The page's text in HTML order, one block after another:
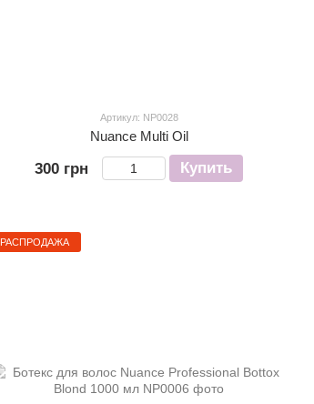
Артикул: NP0028
Nuance Multi Oil
300 грн Купить
РАСПРОДАЖА